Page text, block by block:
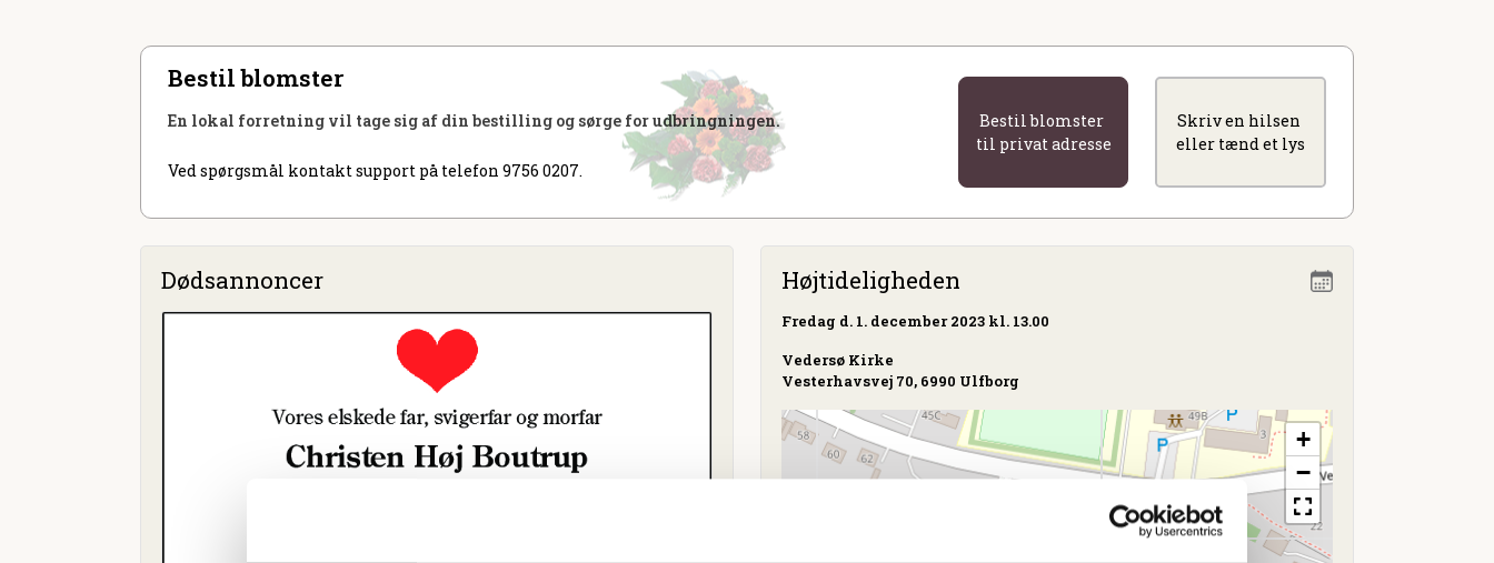
Bestil blomster
En lokal forretning vil tage sig af din bestilling og sørge for udbringningen.
Ved spørgsmål kontakt support på telefon 9756 0207.
Bestil blomster
til privat adresse
Skriv en hilsen
eller tænd et lys
Dødsannoncer Højtideligheden
Fredag d. 1. december 2023 kl. 13.00
Vedersø Kirke
Vesterhavsvej 70, 6990 Ulfborg
+
−